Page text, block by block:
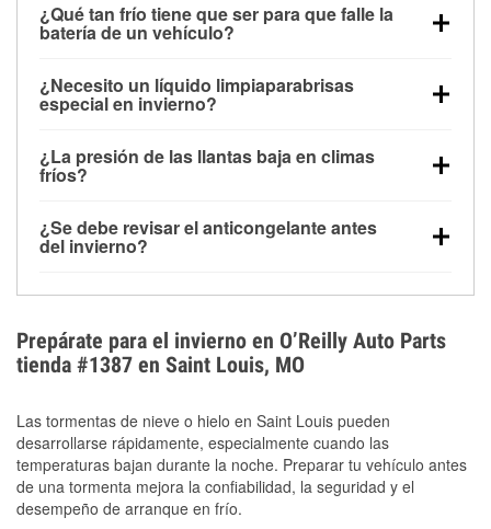
¿Qué tan frío tiene que ser para que falle la
batería de un vehículo?
debajo de los 32 °F y puede perder hasta la mitad de
su potencia de arranque cerca de los 0 °F, lo que
arranque.
¿Necesito un líquido limpiaparabrisas
especial en invierno?
la congelación y ayuda a disolver la sal y la nieve
derretida en la carretera para mejorar la visibilidad.
¿La presión de las llantas baja en climas
fríos?
alrededor de 1 PSI por cada 10 °F que baja la
temperatura. Puedes obtener más información sobre
¿Se debe revisar el anticongelante antes
del invierno?
el sobrecalentamiento en condiciones de frío
extremo. Aprende cómo comprobar la protección
anticongelante en nuestra sección How-To.
Prepárate para el invierno en O’Reilly Auto Parts
tienda #1387 en Saint Louis, MO
Las tormentas de nieve o hielo en Saint Louis pueden
desarrollarse rápidamente, especialmente cuando las
temperaturas bajan durante la noche. Preparar tu vehículo antes
de una tormenta mejora la confiabilidad, la seguridad y el
desempeño de arranque en frío.